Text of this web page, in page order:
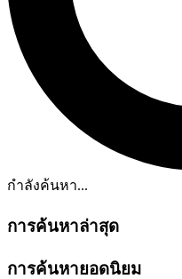
กำลังค้นหา...
การค้นหาล่าสุด
การค้นหายอดนิยม